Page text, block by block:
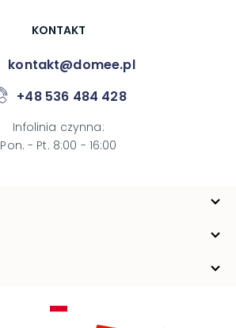
KONTAKT
kontakt@domee.pl
+48 536 484 428
Infolinia czynna:
Pon. - Pt. 8:00 - 16:00